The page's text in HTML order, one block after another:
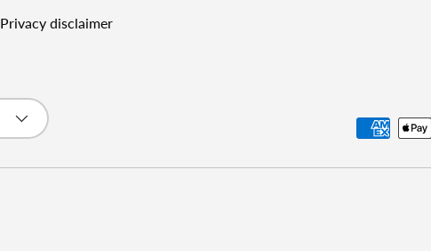
Privacy disclaimer
Payment